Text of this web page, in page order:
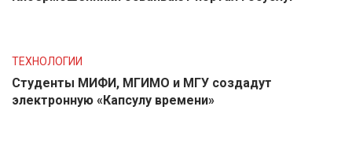
ТЕХНОЛОГИИ
Студенты МИФИ, МГИМО и МГУ создадут
электронную «Капсулу времени»